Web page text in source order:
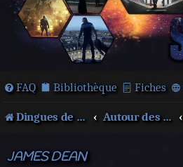
FAQ Bibliothèque Fiches
Dingues de séries télé ! Autour des films et séries
JAMES DEAN